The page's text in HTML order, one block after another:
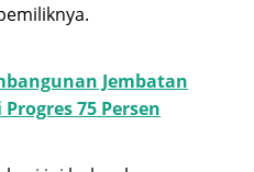
Jembatan
75 Persen